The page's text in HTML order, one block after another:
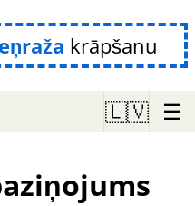
krāpšanu
🇱🇻 ☰